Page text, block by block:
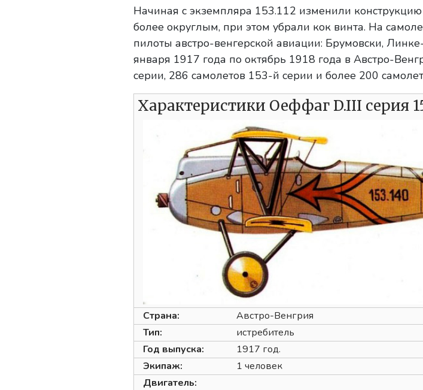
Начиная с экземпляра 153.112 изменили
более округлым, при этом убрали кок винта. На
пилоты австро-венгерской авиации: Брумовски,
января 1917 года по октябрь 1918 года в Австро-
серии, 286 самолетов 153-й серии и более 200
Характеристики Оеффаг D.III серия
Страна:
Австро-Венгрия
Тип:
истребитель
Год выпуска:
1917 год.
Экипаж:
1 человек
Двигатель: